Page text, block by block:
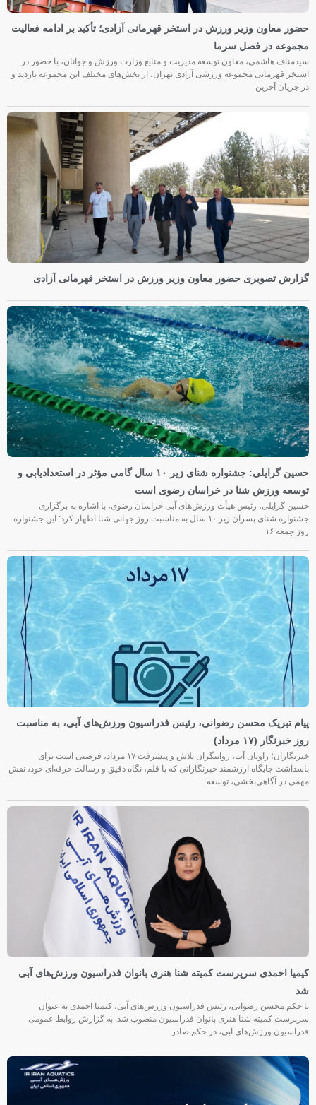
حضور معاون وزیر ورزش در استخر قهرمانی آزادی؛ تأکید بر ادامه فعالیت
مجموعه در فصل سرما
سیدمناف هاشمی، معاون توسعه مدیریت و منابع وزارت ورزش و جوانان، با حضور در
استخر قهرمانی مجموعه ورزشی آزادی تهران، از بخش‌های مختلف این مجموعه بازدید و
در جریان آخرین
گزارش تصویری حضور معاون وزیر ورزش در استخر قهرمانی آزادی
حسین گرایلی: جشنواره شنای زیر ۱۰ سال گامی مؤثر در استعدادیابی و
توسعه ورزش شنا در خراسان رضوی است
حسین گرایلی، رئیس هیأت ورزش‌های آبی خراسان رضوی، با اشاره به برگزاری
جشنواره شنای پسران زیر ۱۰ سال به مناسبت روز جهانی شنا اظهار کرد: این جشنواره
روز جمعه‌ ۱۶
پیام تبریک محسن رضوانی، رئیس فدراسیون ورزش‌های آبی، به مناسبت
روز خبرنگار (۱۷ مرداد)
خبرنگاران؛ راویان آب، روایتگران تلاش و پیشرفت ۱۷ مرداد، فرصتی است برای
پاسداشت جایگاه ارزشمند خبرنگارانی که با قلم، نگاه دقیق و رسالت حرفه‌ای خود، نقش
مهمی در آگاهی‌بخشی، توسعه
کیمیا احمدی سرپرست کمیته شنا هنری بانوان فدراسیون ورزش‌های آبی
شد
با حکم محسن رضوانی، رئیس فدراسیون ورزش‌های آبی، کیمیا احمدی به عنوان
سرپرست کمیته شنا هنری بانوان فدراسیون منصوب شد. به گزارش روابط عمومی
فدراسیون ورزش‌های آبی، در حکم صادر